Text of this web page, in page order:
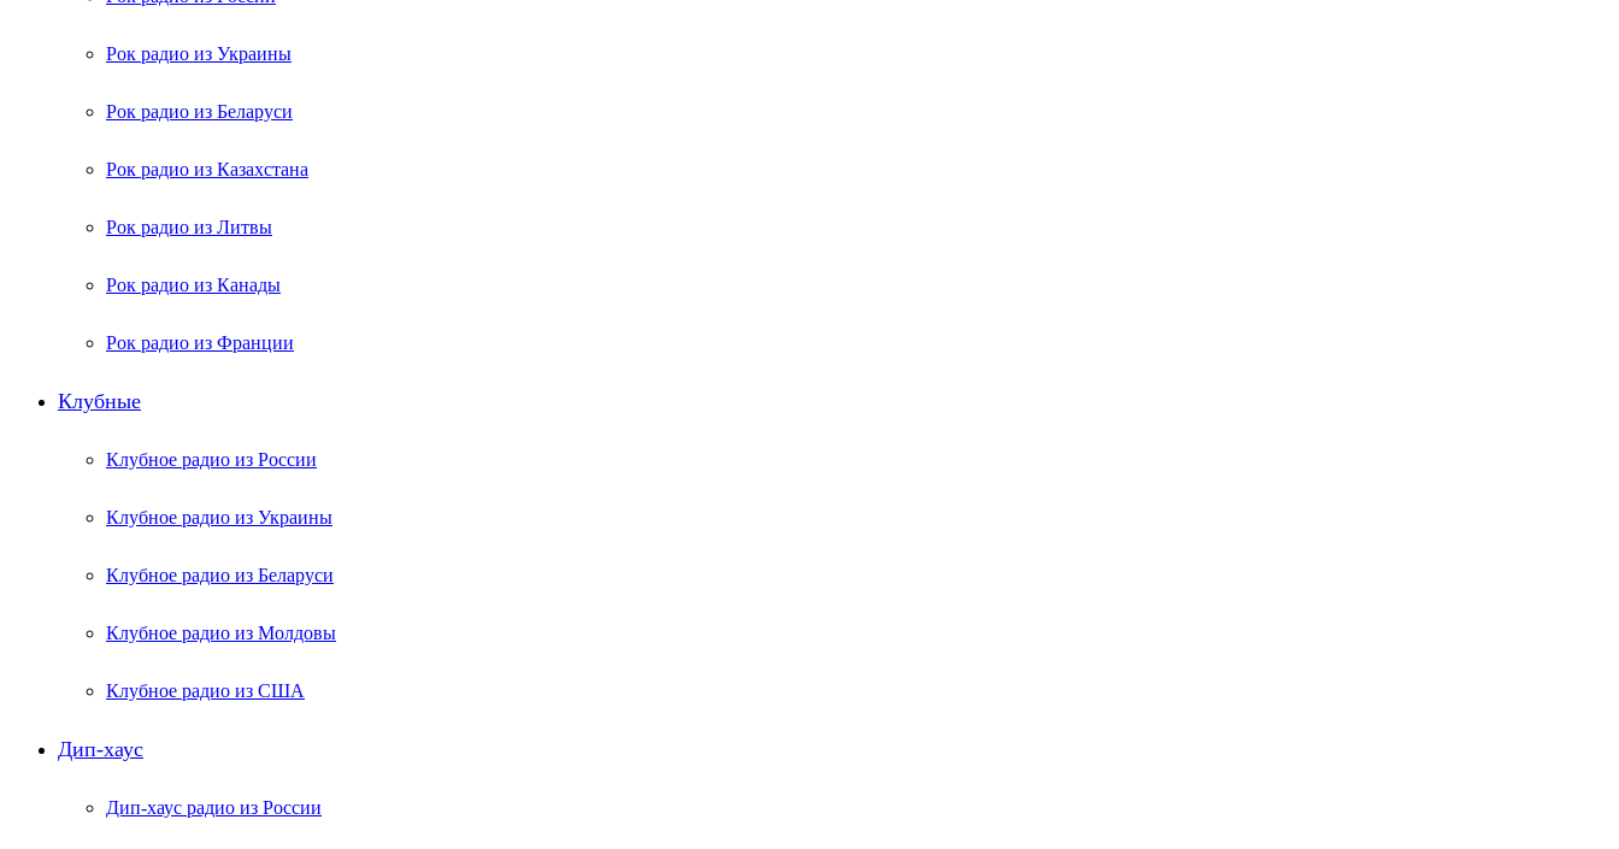
Рок радио из Украины
Рок радио из Беларуси
Рок радио из Казахстана
Рок радио из Литвы
Рок радио из Канады
Рок радио из Франции
Клубные
Клубное радио из России
Клубное радио из Украины
Клубное радио из Беларуси
Клубное радио из Молдовы
Клубное радио из США
Дип-хаус
Дип-хаус радио из России